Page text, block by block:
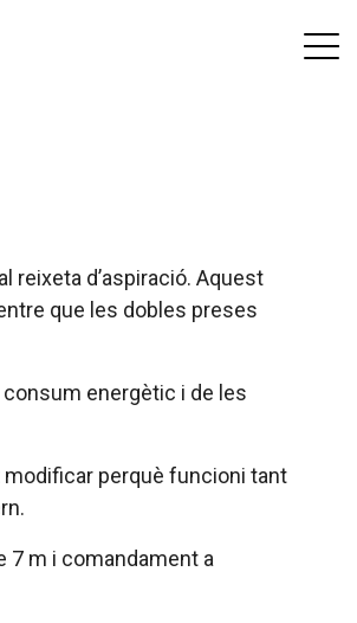
reixeta d’aspiració. Aquest
que les dobles preses
energètic i de les
modificar perquè funcioni tant
7 m i comandament a